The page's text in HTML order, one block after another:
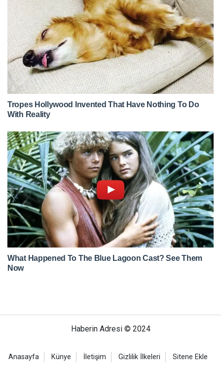
Haberin Adresi © 2024
Anasayfa Künye İletişim Gizlilik İlkeleri Sitene Ekle